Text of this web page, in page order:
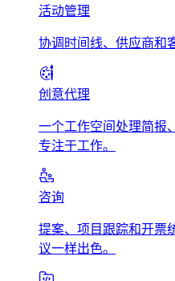
活动管理
协调时间线、供应商和
创意代理
一个工作空间处理简报
专注于工作。
咨询
提案、项目跟踪和开票
议一样出色。